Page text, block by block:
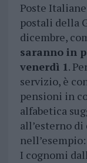
Poste
postali della
dicembre,
saranno in
venerdì 1.
servizio, è
pensioni in
alfabetica
all’esterno
nell’esempio:
I cognomi